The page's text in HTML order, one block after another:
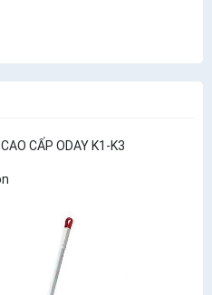
CẤP ODAY K1-K3